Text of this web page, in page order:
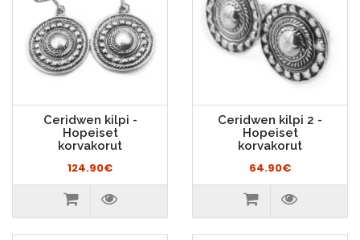
Ceridwen kilpi -
Hopeiset
korvakorut
124.90€
Ceridwen kilpi 2 -
Hopeiset
korvakorut
64.90€